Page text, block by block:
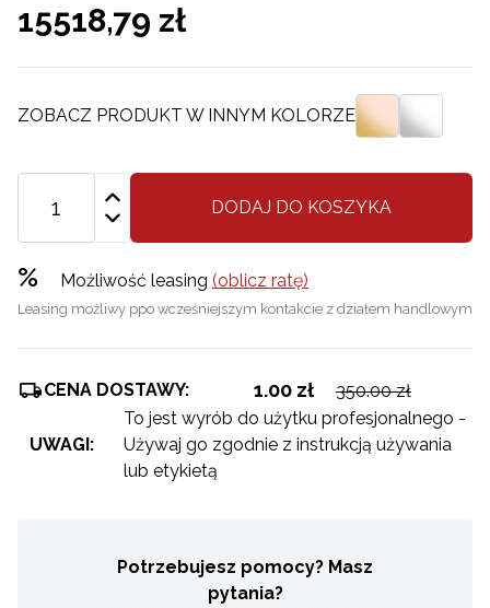
15518,79 zł
ZOBACZ PRODUKT W INNYM KOLORZE
DODAJ DO KOSZYKA
% Możliwość leasing (oblicz ratę)
Leasing możliwy ppo wcześniejszym kontakcie z działem handlowym
CENA DOSTAWY: 1.00 zł 350.00 zł
UWAGI:
To jest wyrób do użytku profesjonalnego -
Używaj go zgodnie z instrukcją używania
lub etykietą
Potrzebujesz pomocy? Masz
pytania?